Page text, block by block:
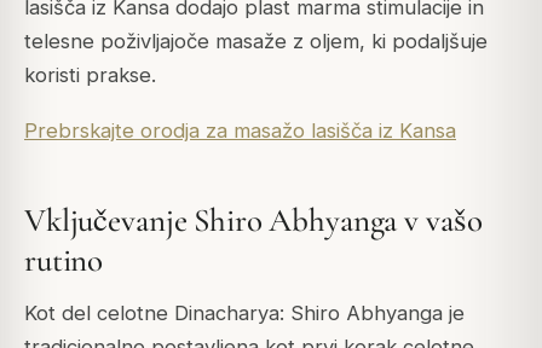
lasišča iz Kansa dodajo plast marma stimulacije in
telesne poživljajoče masaže z oljem, ki podaljšuje
koristi prakse.
Prebrskajte orodja za masažo lasišča iz Kansa
Vključevanje Shiro Abhyanga v vašo
rutino
Kot del celotne Dinacharya: Shiro Abhyanga je